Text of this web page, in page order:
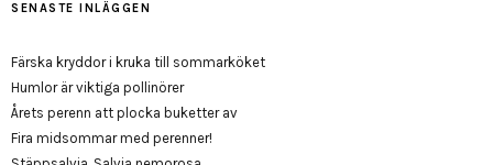
SENASTE INLÄGGEN
Färska kryddor i kruka till sommarköket
Humlor är viktiga pollinörer
Årets perenn att plocka buketter av
Fira midsommar med perenner!